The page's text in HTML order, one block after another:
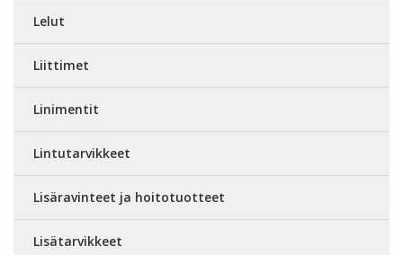
Lelut
Liittimet
Linimentit
Lintutarvikkeet
Lisäravinteet ja hoitotuotteet
Lisätarvikkeet